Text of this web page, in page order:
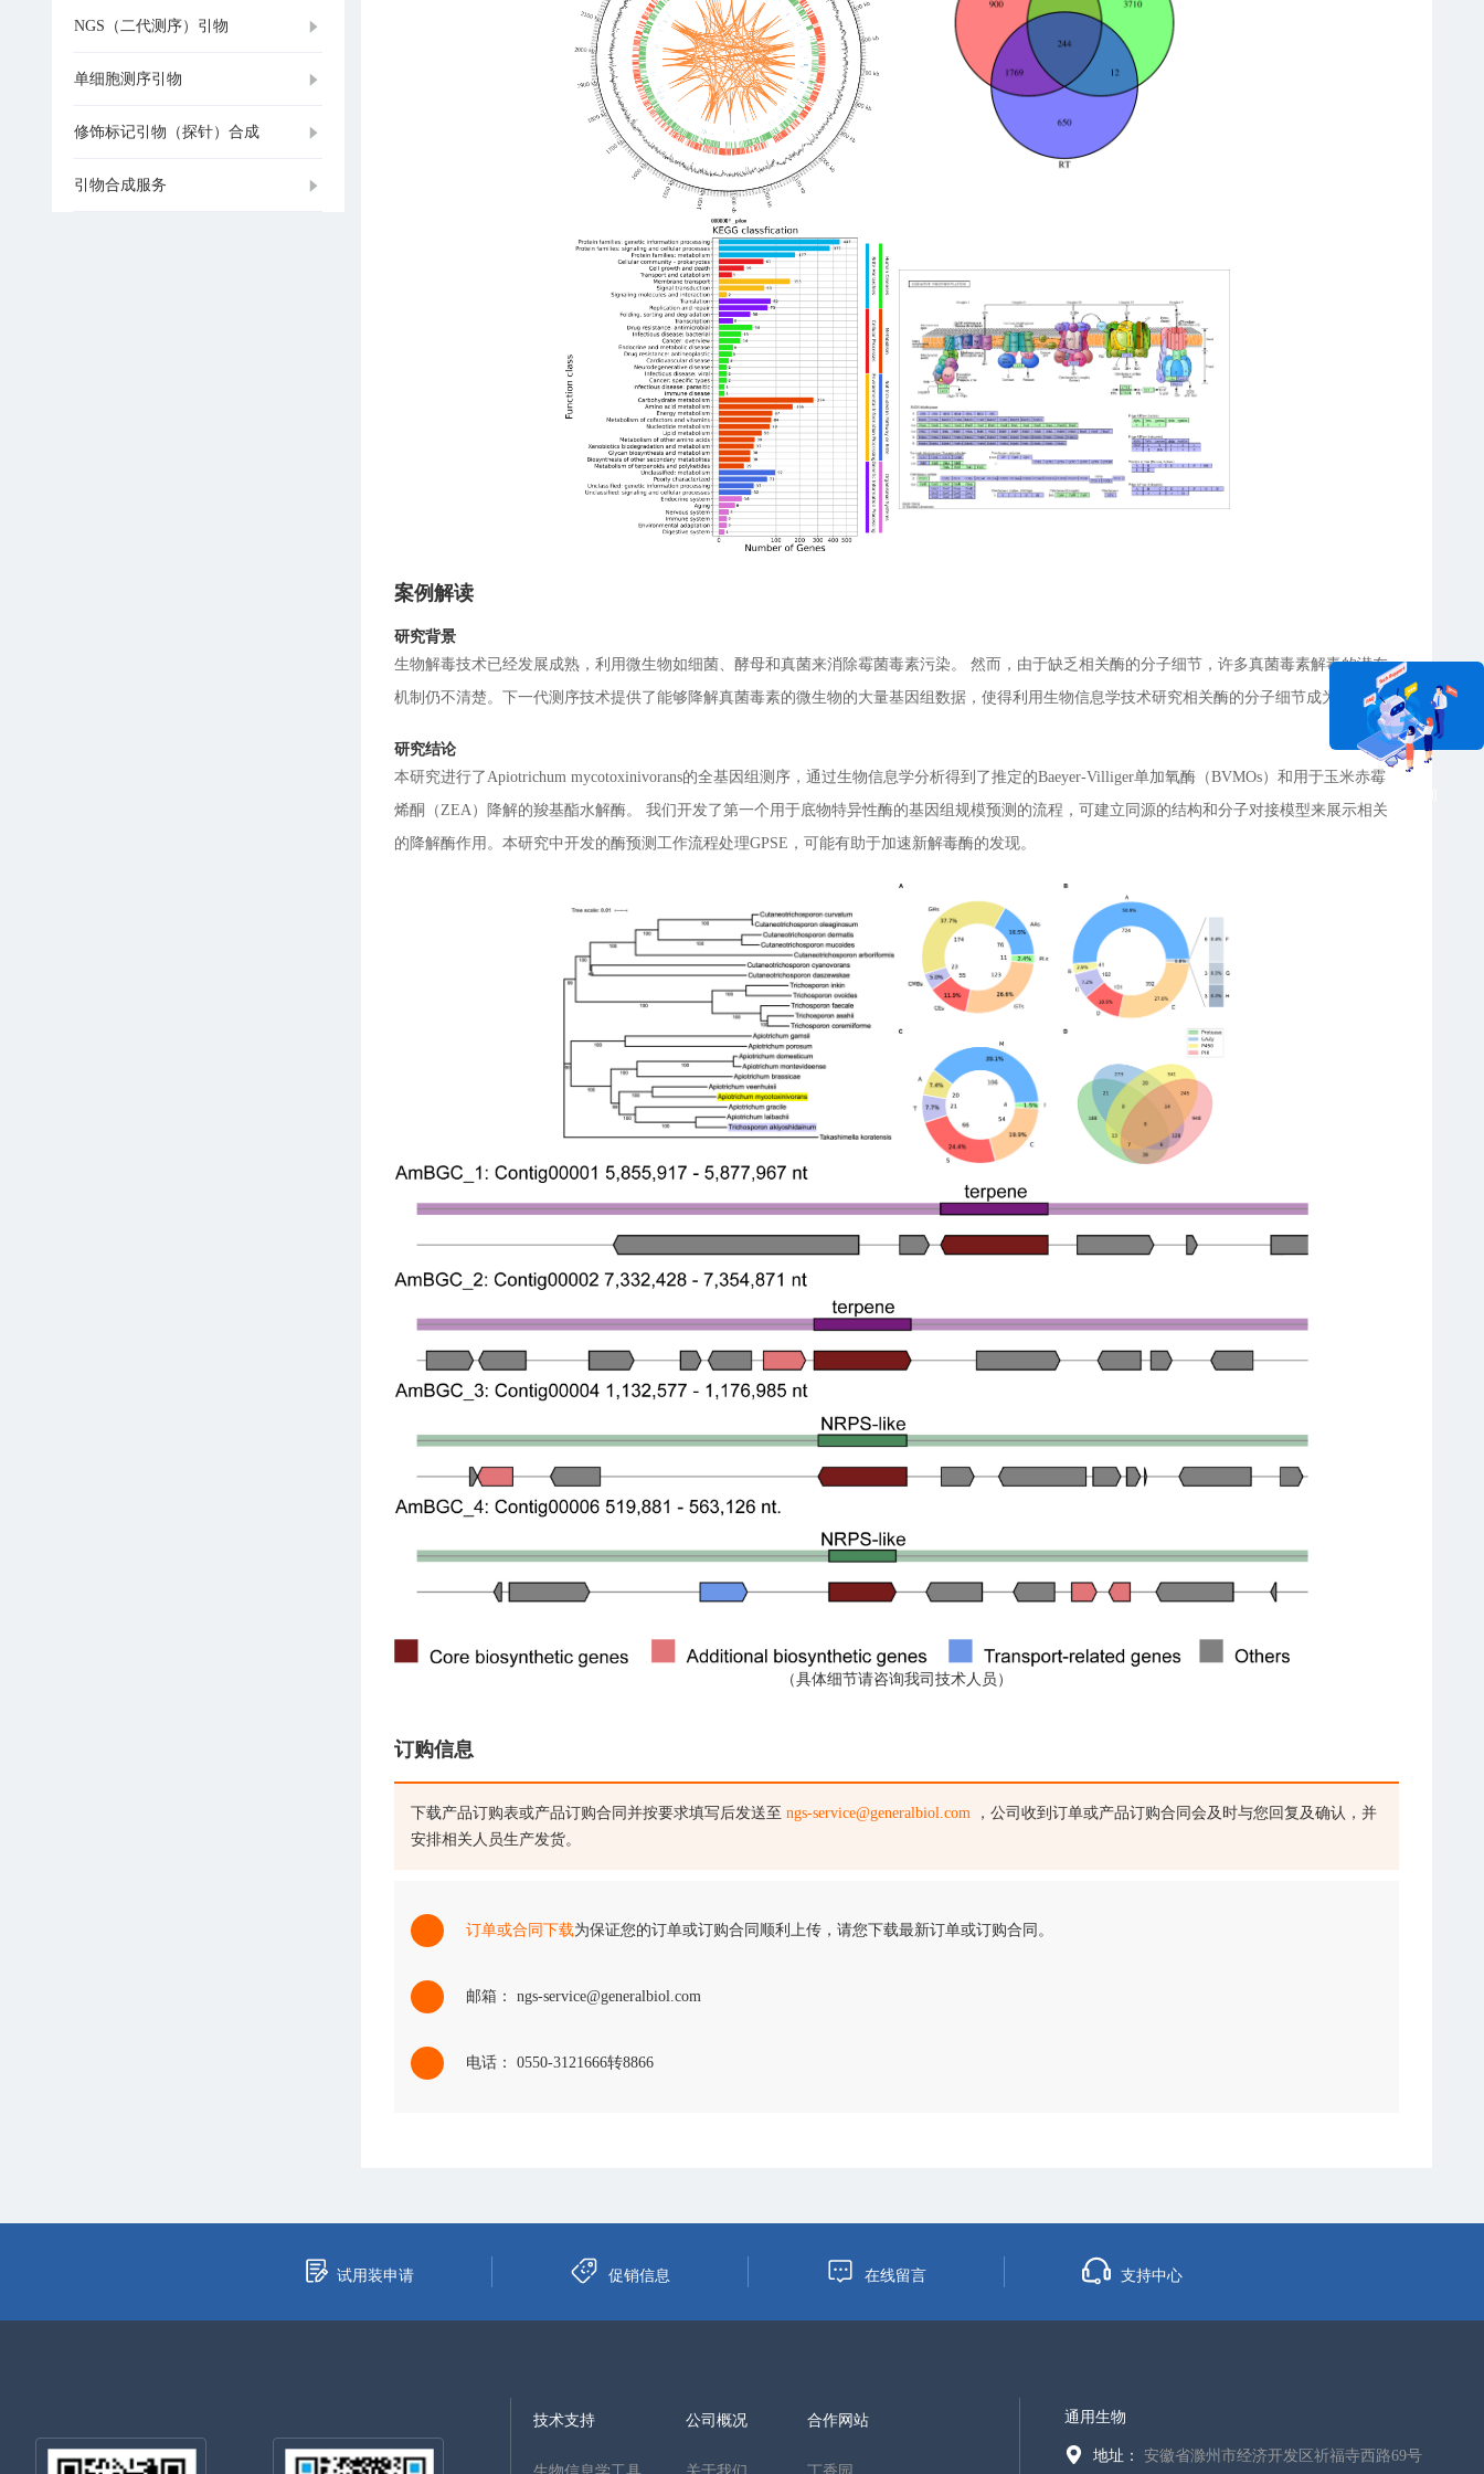
NGS（二代测序）引物
单细胞测序引物
修饰标记引物（探针）合成
引物合成服务
案例解读
研究背景
生物解毒技术已经发展成熟，利用微生物如细菌、酵母和真菌来消除霉菌毒素污染。 然而，由于缺乏相关酶的分子细节，许多真菌毒素解毒的潜在
机制仍不清楚。下一代测序技术提供了能够降解真菌毒素的微生物的大量基因组数据，使得利用生物信息学技术研究相关酶的分子细节成为可能。
研究结论
本研究进行了Apiotrichum mycotoxinivorans的全基因组测序，通过生物信息学分析得到了推定的Baeyer-Villiger单加氧酶（BVMOs）和用于玉米赤霉
烯酮（ZEA）降解的羧基酯水解酶。 我们开发了第一个用于底物特异性酶的基因组规模预测的流程，可建立同源的结构和分子对接模型来展示相关
的降解酶作用。本研究中开发的酶预测工作流程处理GPSE，可能有助于加速新解毒酶的发现。
（具体细节请咨询我司技术人员）
订购信息
下载产品订购表或产品订购合同并按要求填写后发送至 ngs-service@generalbiol.com ，公司收到订单或产品订购合同会及时与您回复及确认，并
安排相关人员生产发货。
订单或合同下载为保证您的订单或订购合同顺利上传，请您下载最新订单或订购合同。
邮箱： ngs-service@generalbiol.com
电话： 0550-3121666转8866
试用装申请 促销信息 在线留言 支持中心
技术支持 公司概况 合作网站 通用生物
地址： 安徽省滁州市经济开发区祈福寺西路69号